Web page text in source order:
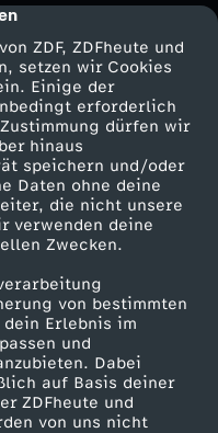
ZDF, ZDFheute und
setzen wir Cookies
Einige der
erforderlich
dürfen wir
hinaus
speichern und/oder
Daten ohne deine
die nicht unsere
verwenden deine
Zwecken.
von bestimmten
Erlebnis im
und
Dabei
auf Basis deiner
ZDFheute und
von uns nicht
zum ZDF